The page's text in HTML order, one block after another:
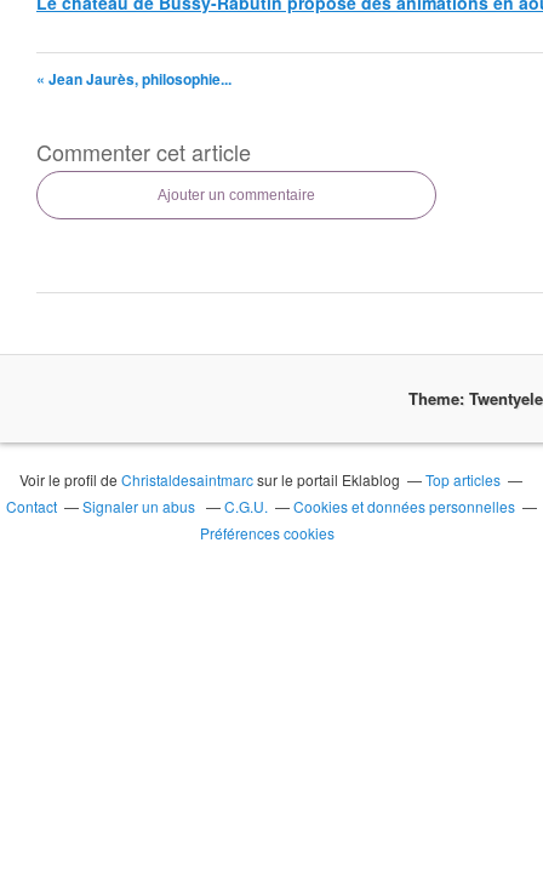
« Jean Jaurès, philosophie...
Commenter cet article
Ajouter un commentaire
Theme:
Voir le profil deChristaldesaintmarcsur le portail Eklablog
Top articles
Contact
Signaler un abus C.G.U.
Cookies et données personnelles
Préférences cookies